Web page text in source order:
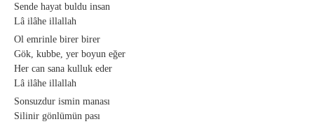
Sende hayat buldu insan
Lâ ilâhe illallah
Ol emrinle birer birer
Gök, kubbe, yer boyun eğer
Her can sana kulluk eder
Lâ ilâhe illallah
Sonsuzdur ismin manası
Silinir gönlümün pası